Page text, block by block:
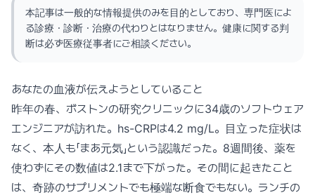
本記事は一般的な情報提供のみを目的としており、専門医によ
る診療・診断・治療の代わりとはなりません。健康に関する判
断は必ず医療従事者にご相談ください。
あなたの血液が伝えようとしていること
昨年の春、ボストンの研究クリニックに34歳のソフトウェア
エンジニアが訪れた。hs-CRPは4.2 mg/L。目立った症状は
なく、本人も「まあ元気」という認識だった。8週間後、薬を
使わずにその数値は2.1まで下がった。その間に起きたこと
は、奇跡のサプリメントでも極端な断食でもない。ランチの